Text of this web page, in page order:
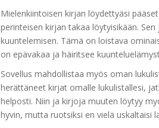
Mielenkiintoisen kirjan löydettyäsi
perinteisen kirjan takaa löytyisikään.
kuuntelemisen. Tämä on loistava
on epävakaa ja häiritsee
Sovellus mahdollistaa myös oman
herättäneet kirjat omalle lukulistallesi,
helposti. Niin ja kirjoja muuten löytyy
hyvin, mutta ruotsiksi en vielä uskaltaisi